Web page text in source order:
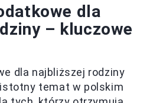
dla
– kluczowe
dla najbliższej rodziny
temat w polskim